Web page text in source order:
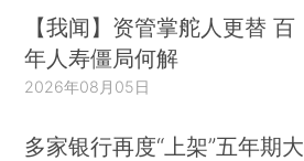
【我闻】资管掌舵人更替 百
年人寿僵局何解
2026年08月05日
多家银行再度“上架”五年期大